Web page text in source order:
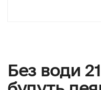
Без води